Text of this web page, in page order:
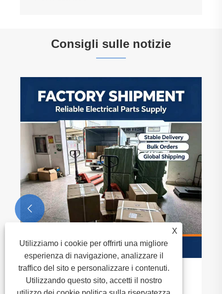
Consigli sulle notizie
Yaming Electric – Un altro container pieno
pronto per la spedizione! Componenti di

X
Utilizziamo i cookie per offrirti una migliore
esperienza di navigazione, analizzare il
traffico del sito e personalizzare i contenuti.
Utilizzando questo sito, accetti il ​​nostro